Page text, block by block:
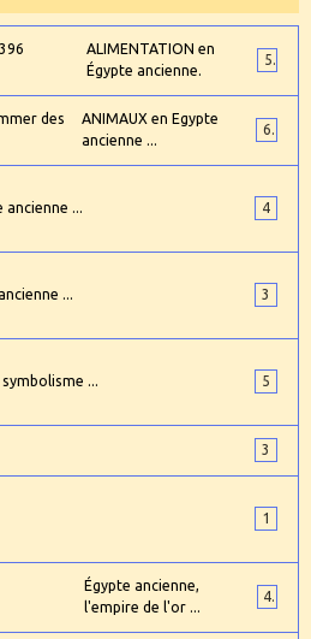
ALIMENTATION en
Égypte ancienne.
5
ANIMAUX en Egypte
ancienne ...
6
ancienne ... 4
... 3
symbolisme ... 5
3
1
Égypte ancienne,
l'empire de l'or ...
4